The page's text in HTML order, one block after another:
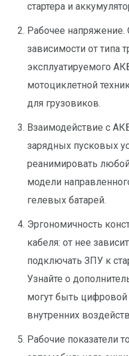
стартера и
Рабочее напряжение.
зависимости от типа
эксплуатируемого
мотоциклетной
для грузовиков.
Взаимодействие с
зарядных пусковых
реанимировать
модели
гелевых батарей.
Эргономичность
кабеля: от нее
подключать ЗПУ к
Узнайте о
могут быть
внутренних
Рабочие показатели